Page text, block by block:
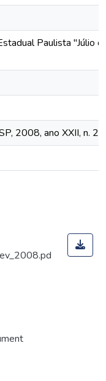
Paulista "Júlio
2008, ano XXII, n.